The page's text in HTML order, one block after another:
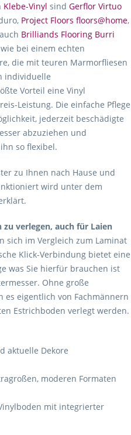
Klebe-Vinyl sind Gerflor Virtuo
Project Floors floors@home,
Brilliands Flooring Burri
bei einem echten
die mit teuren Marmorfliesen
individuelle
Vorteil eine Vinyl
Leistung. Die einfache Pflege
jederzeit beschädigte
abzuziehen und
so flexibel.
zu Ihnen nach Hause und
wird unter dem
zu verlegen, auch für Laien
sich im Vergleich zum Laminat
Klick-Verbindung bietet eine
was Sie hierfür brauchen ist
Ohne große
eigentlich von Fachmännern
Estrichboden verlegt werden.
aktuelle Dekore
moderen Formaten
mit integrierter